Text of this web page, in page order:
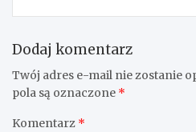
Dodaj komentarz
Twój adres e-mail nie zostanie
pola są oznaczone *
Komentarz *